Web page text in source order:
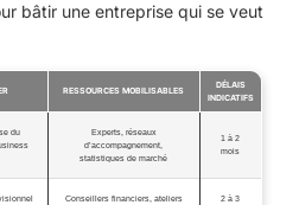
bâtir une entreprise qui se veut
RESSOURCES MOBILISABLES
DÉLAIS
INDICATIFS
du
Experts, réseaux
d’accompagnement,
statistiques de marché
1 à 2
mois
Conseillers financiers, ateliers
2 à 3